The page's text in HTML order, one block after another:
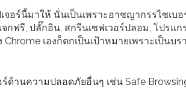
จอร์นี้มาให้ นั่นเป็นเพราะอาชญากรรไซเ
กฟรี, ปลั๊กอิน, สกรีนเซฟเวอร์ปลอม, โปร
เองก็ตกเป็นเป้าหมายเพราะเป็น
ด้านความปลอดภัยอื่นๆ เช่น Safe